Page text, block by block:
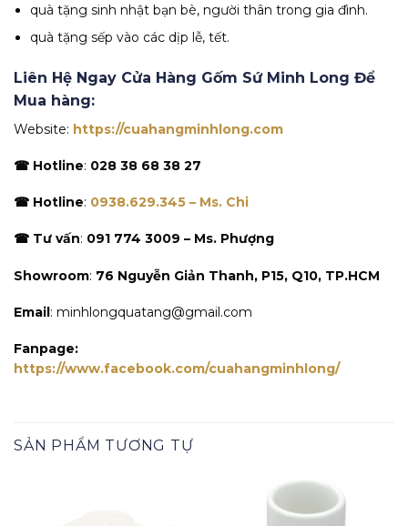
quà tặng sinh nhật bạn bè, người thân trong gia đình.
quà tặng sếp vào các dịp lễ, tết.
Liên Hệ Ngay Cửa Hàng Gốm Sứ Minh Long Để
Mua hàng:
Website: https://cuahangminhlong.com
☎ Hotline: 028 38 68 38 27
☎ Hotline: 0938.629.345 – Ms. Chi
☎ Tư vấn: 091 774 3009 – Ms. Phượng
Showroom: 76 Nguyễn Giản Thanh, P15, Q10, TP.HCM
Email: minhlongquatang@gmail.com
Fanpage:
https://www.facebook.com/cuahangminhlong/
SẢN PHẨM TƯƠNG TỰ